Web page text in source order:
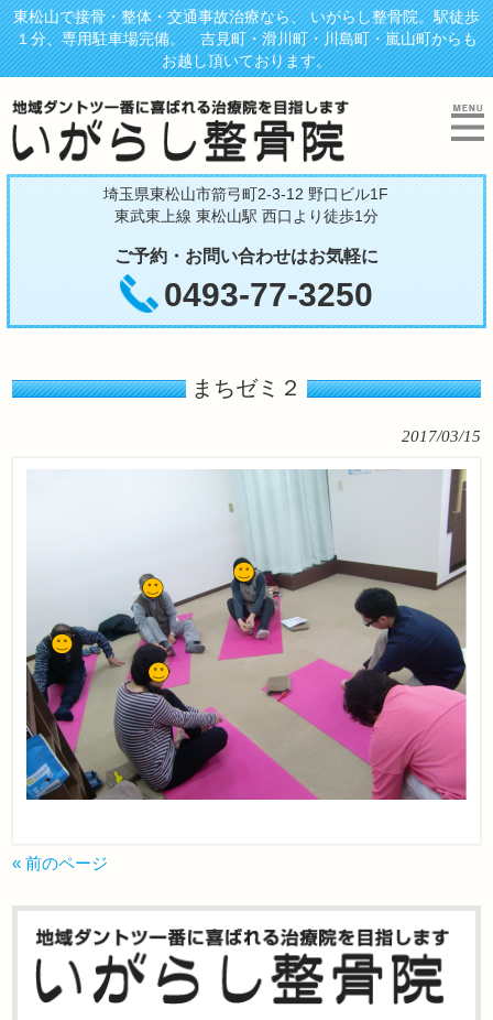
東松山で接骨・整体・交通事故治療なら、 いがらし整骨院。駅徒歩
１分、専用駐車場完備。 吉見町・滑川町・川島町・嵐山町からも
お越し頂いております。
埼玉県東松山市箭弓町2-3-12 野口ビル1F
東武東上線 東松山駅 西口より徒歩1分
ご予約・お問い合わせはお気軽に
0493-77-3250
まちゼミ２
2017/03/15
« 前のページ